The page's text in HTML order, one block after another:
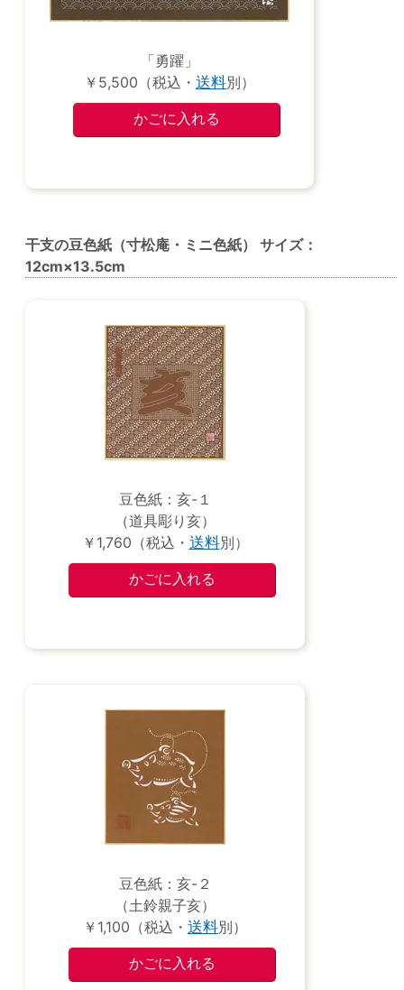
「勇躍」
￥5,500（税込・ 送料別）
干支の豆色紙（寸松庵・ミニ色紙） サイズ：
12cm×13.5cm
豆色紙：亥-１
（道具彫り亥）
￥1,760（税込・ 送料別）
豆色紙：亥-２
（土鈴親子亥）
￥1,100（税込・ 送料別）